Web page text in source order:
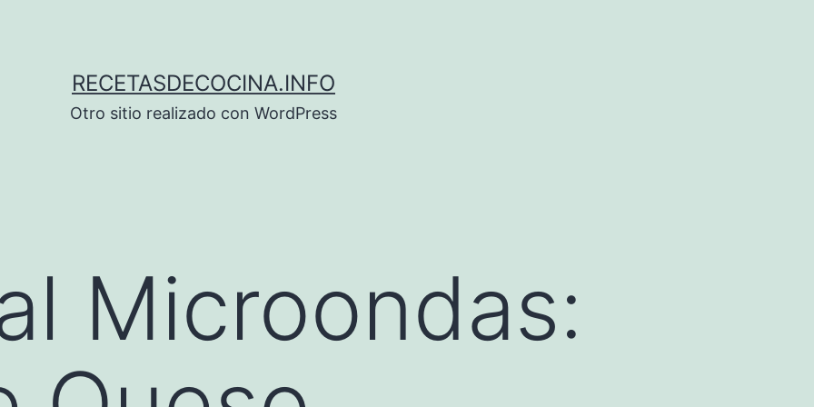
RECETASDECOCINA.INFO
Otro sitio realizado con WordPress
Microondas: